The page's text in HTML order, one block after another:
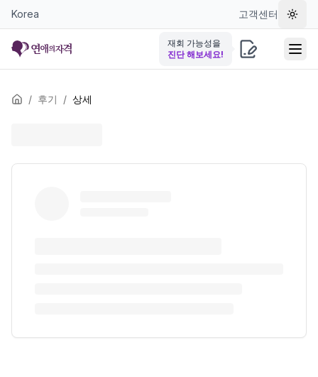
Korea 고객센터 테마
재회 가능성을
진단 해보세요!
/ 후기 / 상세